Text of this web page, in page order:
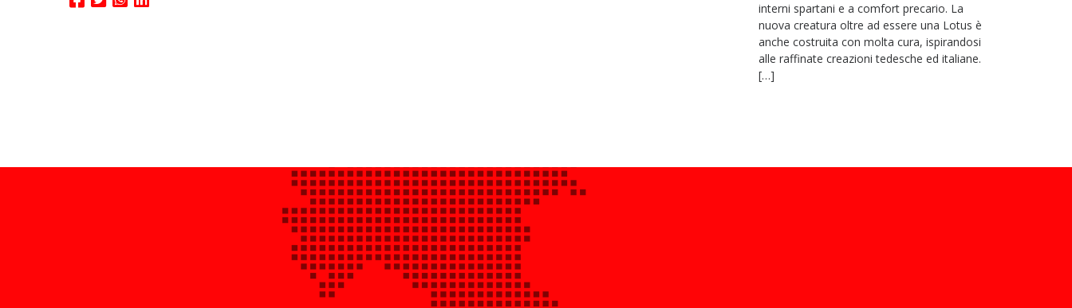
interni spartani e a comfort precario. La
nuova creatura oltre ad essere una Lotus è
anche costruita con molta cura, ispirandosi
alle raffinate creazioni tedesche ed italiane.
[…]